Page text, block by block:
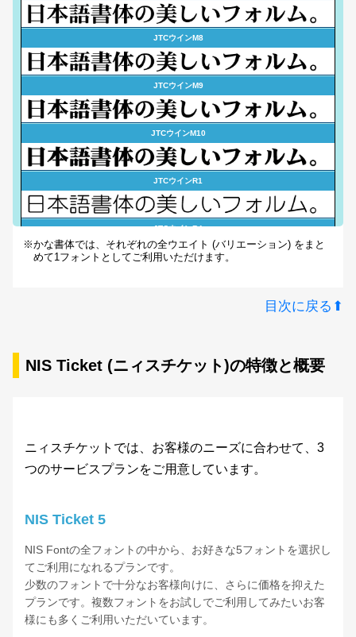
JTCウインM8
JTCウインM9
JTCウインM10
JTCウインR1
JTCウインR4
JTCウインR10
JTCウインS3
JTCウインS6
JTCウインS7
※かな書体では、それぞれの全ウエイト (バリエーション) をまと
めて1フォントとしてご利用いただけます。
目次に戻る⬆︎
NIS Ticket (ニィスチケット)の特徴と概要
ニィスチケットでは、お客様のニーズに合わせて、3
つのサービスプランをご用意しています。
NIS Ticket 5
NIS Fontの全フォントの中から、お好きな5フォントを選択し
てご利用になれるプランです。
少数のフォントで十分なお客様向けに、さらに価格を抑えた
プランです。複数フォントをお試しでご利用してみたいお客
様にも多くご利用いただいています。